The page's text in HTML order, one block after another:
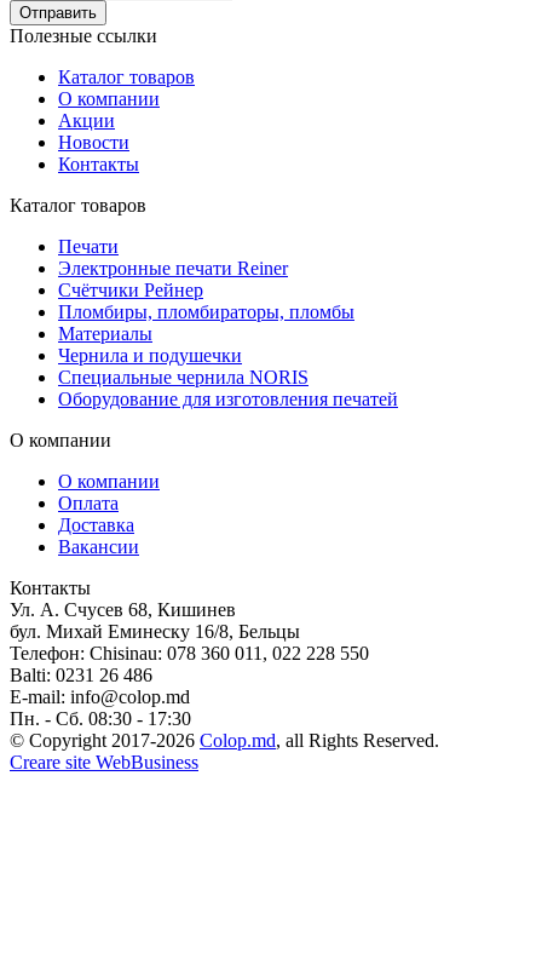
Отправить
Полезные ссылки
Каталог товаров
О компании
Акции
Новости
Контакты
Каталог товаров
Печати
Электронные печати Reiner
Cчётчики Рейнер
Пломбиры, пломбираторы, пломбы
Материалы
Чернила и подушечки
Специальные чернила NORIS
Оборудование для изготовления печатей
О компании
О компании
Оплата
Доставка
Вакансии
Контакты
Ул. А. Счусев 68, Кишинев
бул. Михай Еминеску 16/8, Бельцы
Телефон: Chisinau: 078 360 011, 022 228 550
Balti: 0231 26 486
E-mail: info@colop.md
Пн. - Сб. 08:30 - 17:30
© Copyright 2017-2026 Colop.md, all Rights Reserved.
Creare site WebBusiness